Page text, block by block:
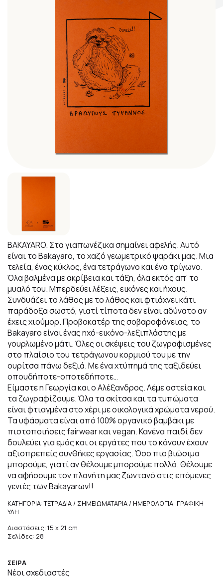
Κεντρικό Βιβλιοπωλείο
Πωλητήριο Επίδαυρος
Προτάσεις συνεργασίας
Τρόποι πληρωμής
Επιστροφές/Αλλαγές
Επικοινωνία
BAKAYARO. Στα γιαπωνέζικα σημαίνει αφελής. Αυτό
είναι το Bakayaro, το χαζό γεωμετρικό ψαράκι μας. Μια
τελεία, ένας κύκλος, ένα τετράγωνο και ένα τρίγωνο.
Όλα βαλμένα με ακρίβεια και τάξη, όλα εκτός απ’ το
μυαλό του. Μπερδεύει λέξεις, εικόνες και ήχους.
Συνδυάζει το λάθος με το λάθος και φτιάχνει κάτι
παράδοξα σωστό, γιατί τίποτα δεν είναι αδύνατο αν
έχεις χιούμορ. Προβοκατέρ της σοβαροφάνειας, το
Βakayaro είναι ένας ηχό-εικόνο-λεξιπλάστης με
γουρλωμένο μάτι. Όλες οι σκέψεις του ζωγραφισμένες
στο πλαίσιο του τετράγωνου κορμιού του με την
ουρίτσα πάνω δεξιά. Με ένα χτύπημά της ταξιδεύει
οπουδήποτε-οποτεδήποτε…
Είμαστε η Γεωργία και ο Αλέξανδρος. Λέμε αστεία και
τα ζωγραφίζουμε. Όλα τα σκίτσα και τα τυπώματα
είναι φτιαγμένα στο χέρι με οικολογικά χρώματα νερού.
Τα υφάσματα είναι από 100% οργανικό βαμβάκι με
πιστοποιήσεις fairwear και vegan. Κανένα παιδί δεν
δουλεύει για εμάς και οι εργάτες που το κάνουν έχουν
αξιοπρεπείς συνθήκες εργασίας. Όσο πιο βιώσιμα
μπορούμε, γιατί αν θέλουμε μπορούμε πολλά. Θέλουμε
να αφήσουμε τον πλανήτη μας ζωντανό στις επόμενες
γενιές των Bakayarων!!
ΚΑΤΗΓΟΡΙΑ: ΤΕΤΡΑΔΙΑ / ΣΗΜΕΙΩΜΑΤΑΡΙΑ / ΗΜΕΡΟΛΟΓΙΑ, ΓΡΑΦΙΚΗ
ΥΛΗ
Διαστάσεις: 15 x 21 cm
Σελίδες: 28
ΣΕΙΡΑ
Νέοι σχεδιαστές